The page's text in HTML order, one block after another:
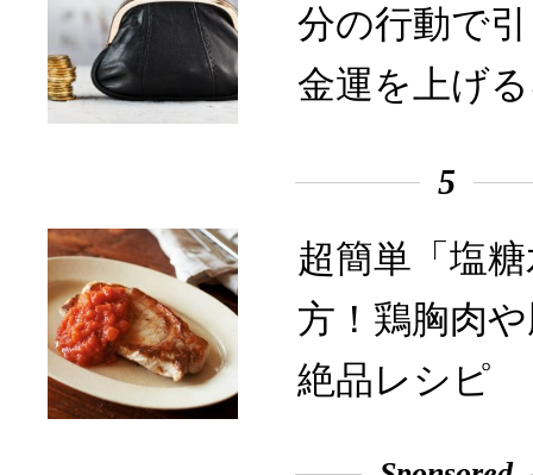
分の行動で
金運を上げ
5
超簡単「塩
方！鶏胸肉
絶品レシピ